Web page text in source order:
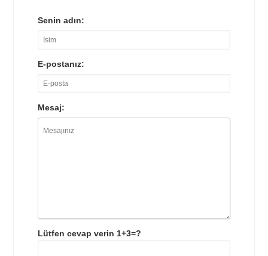
Senin adın:
E-postanız:
Mesaj:
Lütfen cevap verin 1+3=?